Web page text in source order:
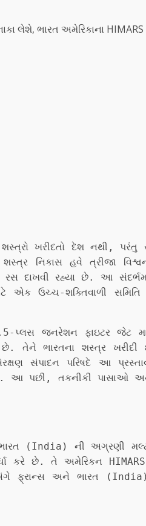
દેશ નથી, પરંતુ
નિકાસ હવે ત્રીજા
રસ દાખવી રહ્યા છે. આ
ઉચ્ચ-શક્તિવાળી સમિતિ
પ્લસ જનરેશન ફાઇટર જેટ
ભારતના શસ્ત્ર ખરીદી
સંપાદન પરિષદે આ
આ પછી, તકનીકી પાસાઓ
(India) ની અગ્રણી
કરે છે. તે અમેરિકન HIMARS
અંગે ફ્રાન્સ અને ભારત